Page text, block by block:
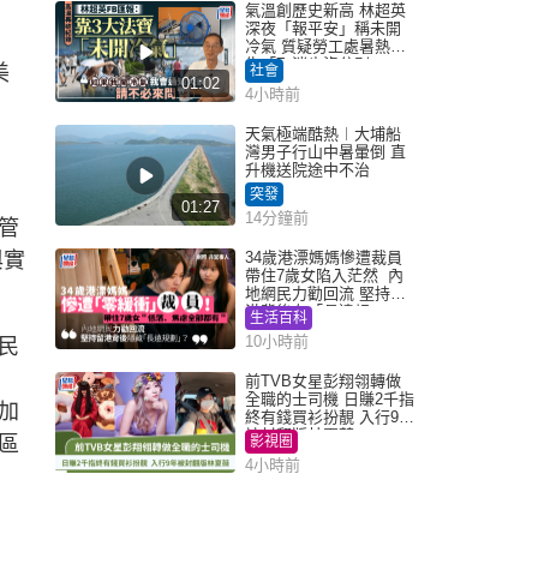
01:02
氣溫創歷史新高 林超英
深夜「報平安」稱未開
冷氣 質疑勞工處暑熱警
告「取消也沒分別」
社會
4小時前
01:27
天氣極端酷熱︱大埔船
灣男子行山中暑暈倒 直
升機送院途中不治
突發
14分鐘前
34歲港漂媽媽慘遭裁員
帶住7歲女陷入茫然 內
地網民力勸回流 堅持留
港背後有「長遠規
劃」？
生活百科
10小時前
前TVB女星彭翔翎轉做
全職的士司機 日賺2千指
終有錢買衫扮靚 入行9年
被封翻版林夏薇
影視圈
4小時前